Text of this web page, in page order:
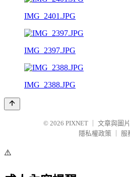
IMG_2401.JPG
IMG_2397.JPG
IMG_2388.JPG
© 2026 PIXNET
文章與圖
隱私權政策
服
⚠️